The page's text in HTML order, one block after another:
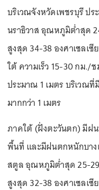
บริเวณจังหวัดเพชรบุรี ป
นราธิวาส อุณหภูมิต่ำสุด
สูงสุด 34-38 องศาเซลเ
ใต้ ความเร็ว 15-30 กม./
ประมาณ 1 เมตร บริเวณ
มากกว่า 1 เมตร
ภาคใต้ (ฝั่งตะวันตก) มีฝ
พื้นที่ และมีฝนตกหนักบาง
สตูล อุณหภูมิต่ำสุด 25-
สูงสุด 32-38 องศาเซลเ